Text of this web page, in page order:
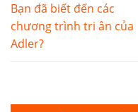
Bạn đã biết đến các
chương trình tri ân của
Adler?